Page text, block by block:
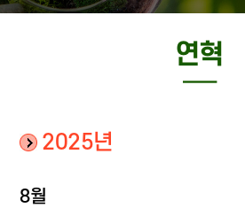
연혁
─
2025년
8월